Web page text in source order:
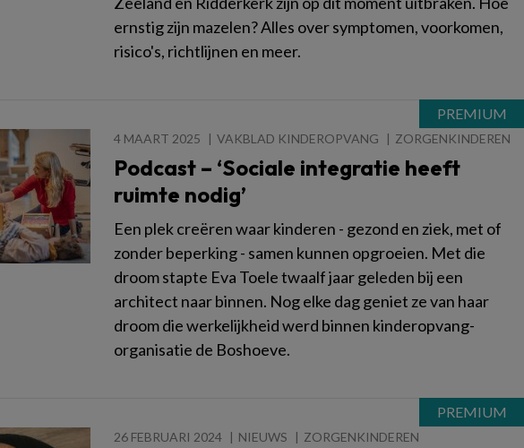
ernstig zijn mazelen? Alles over symptomen, voorkomen,
risico's, richtlijnen en meer.
4 MAART 2025 VAKBLAD KINDEROPVANG ZORGENKINDEREN
Podcast – ‘Sociale integratie heeft
ruimte nodig’
Een plek creëren waar kinderen - gezond en ziek, met of
zonder beperking - samen kunnen opgroeien. Met die
droom stapte Eva Toele twaalf jaar geleden bij een
architect naar binnen. Nog elke dag geniet ze van haar
droom die werkelijkheid werd binnen kinderopvang-
organisatie de Boshoeve.
26 FEBRUARI 2024 NIEUWS ZORGENKINDEREN